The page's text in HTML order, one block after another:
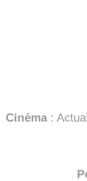
Cinéma: